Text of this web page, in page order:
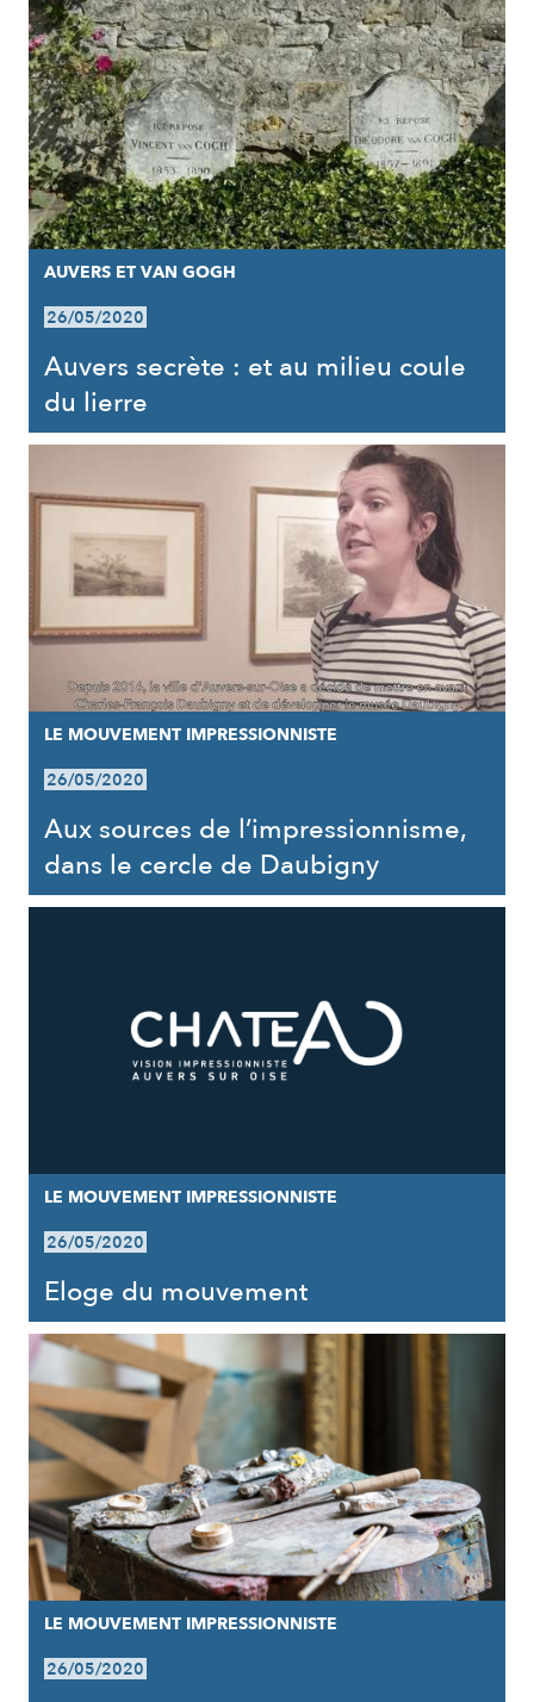
AUVERS ET VAN GOGH
26/05/2020
Auvers secrète : et au milieu coule
du lierre
LE MOUVEMENT IMPRESSIONNISTE
26/05/2020
Aux sources de l’impressionnisme,
dans le cercle de Daubigny
LE MOUVEMENT IMPRESSIONNISTE
26/05/2020
Eloge du mouvement
LE MOUVEMENT IMPRESSIONNISTE
26/05/2020